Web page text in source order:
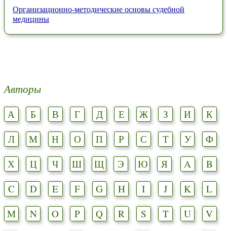
Организационно-методические основы судебной
медицины
Авторы
А Б В Г Д Е Ж З И
К
Л
М Н О П Р С Т У
Ф
Х
Ц Ч Ш Щ Э Ю Я A
B
C
D E F G H I J K
L
M
N O P Q R S T U
V